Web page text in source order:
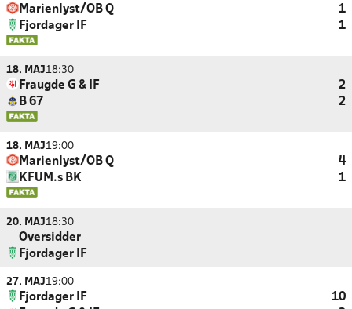
Marienlyst/OB Q
1
Fjordager IF
1
18. MAJ18:30
Fraugde G & IF
2
B 67
2
18. MAJ19:00
Marienlyst/OB Q
4
KFUM.s BK
1
20. MAJ18:30
Oversidder
Fjordager IF
27. MAJ19:00
Fjordager IF
10